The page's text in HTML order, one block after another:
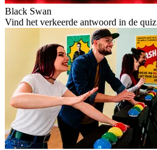
Black Swan
Vind het verkeerde antwoord in de quiz